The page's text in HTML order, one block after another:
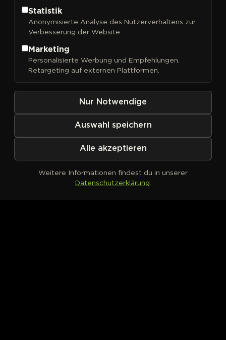
Sortieren nach
Kein Produkt definiert
Statistik
Anonymisierte Analyse des Nutzerverhaltens zur
Verbesserung der Website.
Marketing
Personalisierte Werbung und Empfehlungen.
Retargeting auf externen Plattformen.
Nur Notwendige
Auswahl speichern
Alle akzeptieren
Weitere Informationen findest du in unserer
Datenschutzerklärung